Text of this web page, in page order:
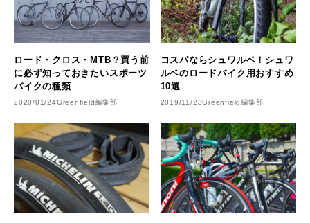
ロード・クロス・MTB？買う前
に必ず知っておきたいスポーツ
バイクの種類
2020/01/24Greenfield編集部
コスパならシュワルベ！シュワ
ルベのロードバイク用おすすめ
10選
2019/11/23Greenfield編集部